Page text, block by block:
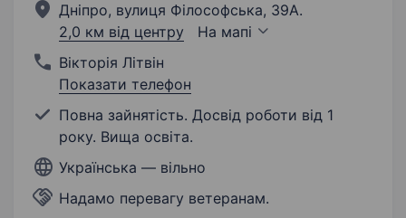
Дніпро, вулиця Філософська, 39А.
2,0 км від центру
На мапі
Вікторія Літвін
Показати телефон
Повна зайнятість. Досвід роботи від 1
року. Вища освіта.
Українська — вільно
Надамо перевагу ветеранам.